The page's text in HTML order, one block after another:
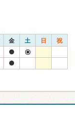
金 土 日 祝